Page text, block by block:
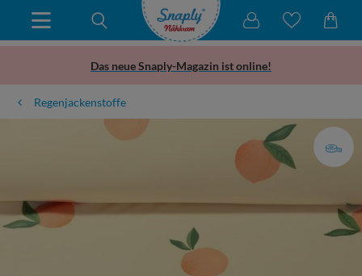
Das neue Snaply-Magazin ist online!
Regenjackenstoffe